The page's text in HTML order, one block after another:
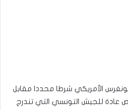
الأمريكي شرطا محددا مقابل
للجيش التونسي التي تندرج